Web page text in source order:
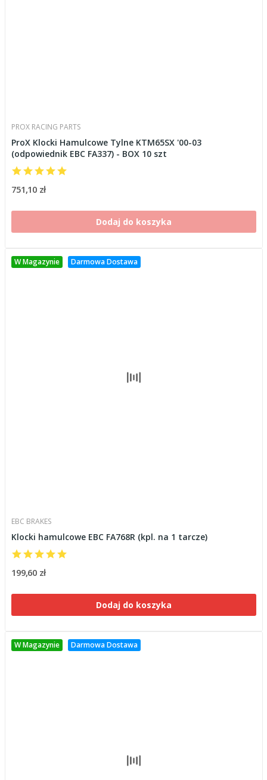
PROX RACING PARTS
ProX Klocki Hamulcowe Tylne KTM65SX '00-03
(odpowiednik EBC FA337) - BOX 10 szt
751,10 zł
Dodaj do koszyka
W Magazynie Darmowa Dostawa
EBC BRAKES
Klocki hamulcowe EBC FA768R (kpl. na 1 tarcze)
199,60 zł
Dodaj do koszyka
W Magazynie Darmowa Dostawa